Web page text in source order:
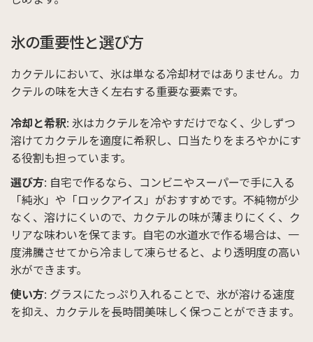
氷の重要性と選び方
カクテルにおいて、氷は単なる冷却材ではありません。カ
クテルの味を大きく左右する重要な要素です。
冷却と希釈: 氷はカクテルを冷やすだけでなく、少しずつ
溶けてカクテルを適度に希釈し、口当たりをまろやかにす
る役割も担っています。
選び方: 自宅で作るなら、コンビニやスーパーで手に入る
「純氷」や「ロックアイス」がおすすめです。不純物が少
なく、溶けにくいので、カクテルの味が薄まりにくく、ク
リアな味わいを保てます。自宅の水道水で作る場合は、一
度沸騰させてから冷まして凍らせると、より透明度の高い
氷ができます。
使い方: グラスにたっぷり入れることで、氷が溶ける速度
を抑え、カクテルを長時間美味しく保つことができます。